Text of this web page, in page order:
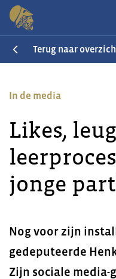
Terug naar
In de media
Likes,
jonge
Nog voor zijn
gedeputeerde
Zijn sociale